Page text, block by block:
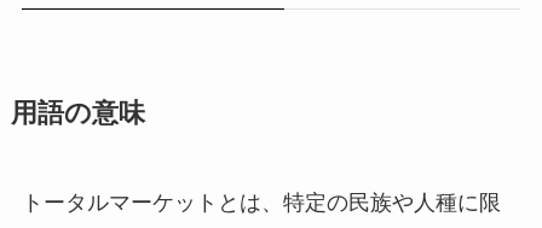
用語の意味
トータルマーケットとは、特定の民族や人種に限